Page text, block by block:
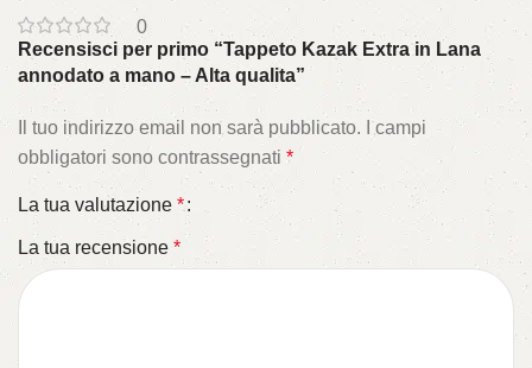
0
Recensisci per primo “Tappeto Kazak Extra in Lana
annodato a mano – Alta qualita”
Il tuo indirizzo email non sarà pubblicato. I campi
obbligatori sono contrassegnati *
La tua valutazione *
La tua recensione *